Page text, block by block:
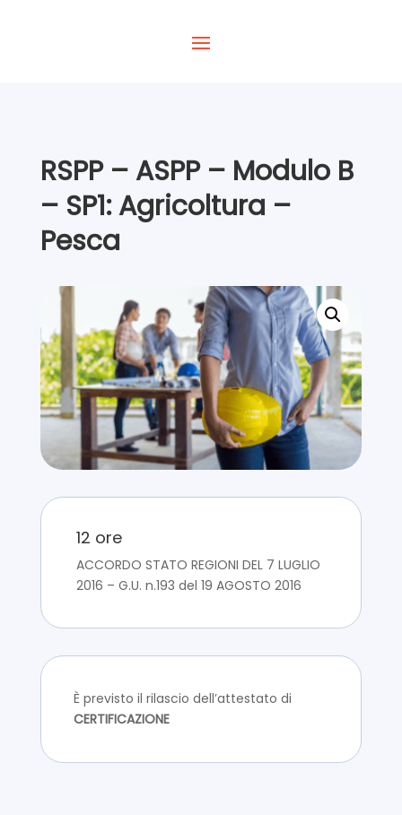
RSPP – ASPP – Modulo B
– SP1: Agricoltura –
Pesca
12 ore
ACCORDO STATO REGIONI DEL 7 LUGLIO
2016 – G.U. n.193 del 19 AGOSTO 2016
È previsto il rilascio dell’attestato di
CERTIFICAZIONE